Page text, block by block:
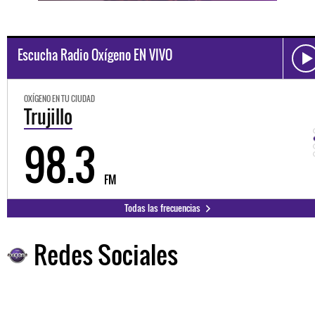
Escucha Radio Oxígeno EN VIVO
OXÍGENO EN TU CIUDAD
Trujillo
98.3 FM
Todas las frecuencias
Redes Sociales